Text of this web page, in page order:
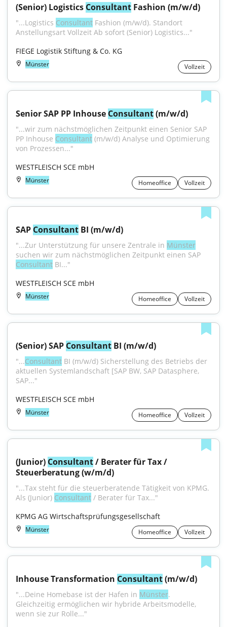
(Senior) Logistics Consultant Fashion (m/w/d)
"...Logistics Consultant Fashion (m/w/d). Standort
Anstellungsart Vollzeit Ab sofort (Senior) Logistics..."
FIEGE Logistik Stiftung & Co. KG
Münster Vollzeit
Senior SAP PP Inhouse Consultant (m/w/d)
"...wir zum nächstmöglichen Zeitpunkt einen Senior SAP
PP Inhouse Consultant (m/w/d) Analyse und Optimierung
von Prozessen..."
WESTFLEISCH SCE mbH
Münster Homeoffice Vollzeit
SAP Consultant BI (m/w/d)
"...Zur Unterstützung für unsere Zentrale in Münster
Consultant BI..."
WESTFLEISCH SCE mbH
Münster Homeoffice Vollzeit
(Senior) SAP Consultant BI (m/w/d)
"...Consultant BI (m/w/d) Sicherstellung des Betriebs der
aktuellen Systemlandschaft [SAP BW, SAP Datasphere,
SAP..."
WESTFLEISCH SCE mbH
Münster Homeoffice Vollzeit
(Junior) Consultant / Berater für Tax /
Steuerberatung (w/m/d)
"...Tax steht für die steuerberatende Tätigkeit von KPMG.
Als (Junior) Consultant / Berater für Tax..."
KPMG AG Wirtschaftsprüfungsgesellschaft
Münster Homeoffice Vollzeit
Inhouse Transformation Consultant (m/w/d)
"...Deine Homebase ist der Hafen in Münster.
Gleichzeitig ermöglichen wir hybride Arbeitsmodelle,
wenn sie zur Rolle..."